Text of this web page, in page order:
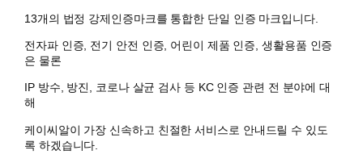
13개의 법정 강제인증마크를 통합한 단일 인증 마크입니다.
전자파 인증, 전기 안전 인증, 어린이 제품 인증, 생활용품 인증
은 물론
IP 방수, 방진, 코로나 살균 검사 등 KC 인증 관련 전 분야에 대
해
케이씨알이 가장 신속하고 친절한 서비스로 안내드릴 수 있도
록 하겠습니다.